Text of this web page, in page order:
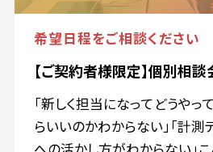
希望日程をご相談ください
【ご契約者様限定】個別相談
「新しく担当になってどうや
らいいのかわからない」「計